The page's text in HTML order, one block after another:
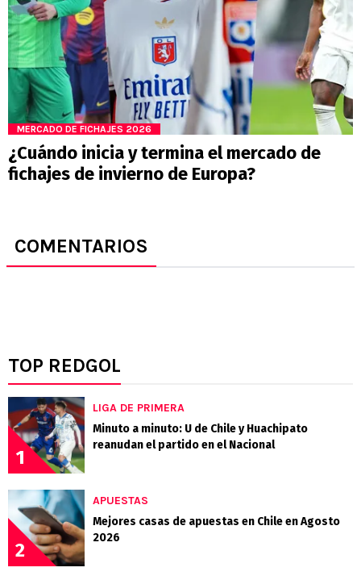
MERCADO DE FICHAJES 2026
¿Cuándo inicia y termina el mercado de
fichajes de invierno de Europa?
COMENTARIOS
TOP REDGOL
1
LIGA DE PRIMERA
Minuto a minuto: U de Chile y Huachipato
reanudan el partido en el Nacional
2
APUESTAS
Mejores casas de apuestas en Chile en Agosto
2026